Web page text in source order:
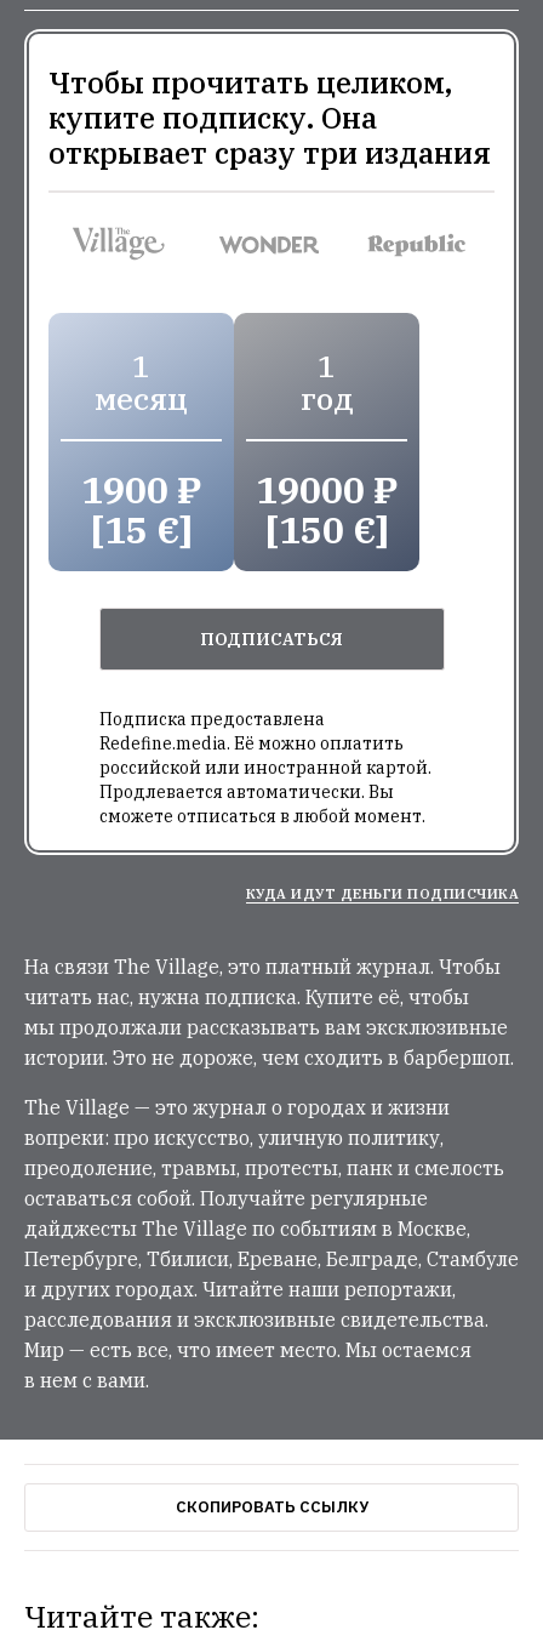
Чтобы прочитать целиком,
купите подписку. Она
открывает сразу три издания
1
месяц
1900 ₽
[15 €]
1
год
19000 ₽
[150 €]
ПОДПИСАТЬСЯ
Подписка предоставлена
Redefine.media. Её можно оплатить
российской или иностранной картой.
Продлевается автоматически. Вы
сможете отписаться в любой момент.
КУДА ИДУТ ДЕНЬГИ ПОДПИСЧИКА
На связи The Village, это платный журнал. Чтобы
читать нас, нужна подписка. Купите её, чтобы
мы продолжали рассказывать вам эксклюзивные
истории. Это не дороже, чем сходить в барбершоп.
The Village — это журнал о городах и жизни
вопреки: про искусство, уличную политику,
преодоление, травмы, протесты, панк и смелость
оставаться собой. Получайте регулярные
дайджесты The Village по событиям в Москве,
Петербурге, Тбилиси, Ереване, Белграде, Стамбуле
и других городах. Читайте наши репортажи,
расследования и эксклюзивные свидетельства.
Мир — есть все, что имеет место. Мы остаемся
в нем с вами.
СКОПИРОВАТЬ ССЫЛКУ
Читайте также: